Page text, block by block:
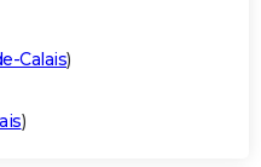
Calais)
)